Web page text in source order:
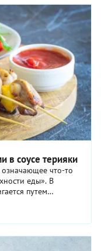
в соусе терияки
что-то
еды». В
путем